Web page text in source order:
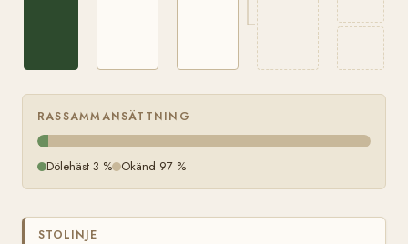
RASSAMMANSÄTTNING
Dölehäst 3 % Okänd 97 %
STOLINJE